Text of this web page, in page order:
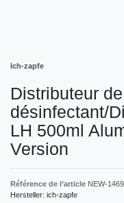
Ich-zapfe
Distributeur de
désinfectant/
LH 500ml
Version
Référence de l’article NEW-
Hersteller: ich-zapfe